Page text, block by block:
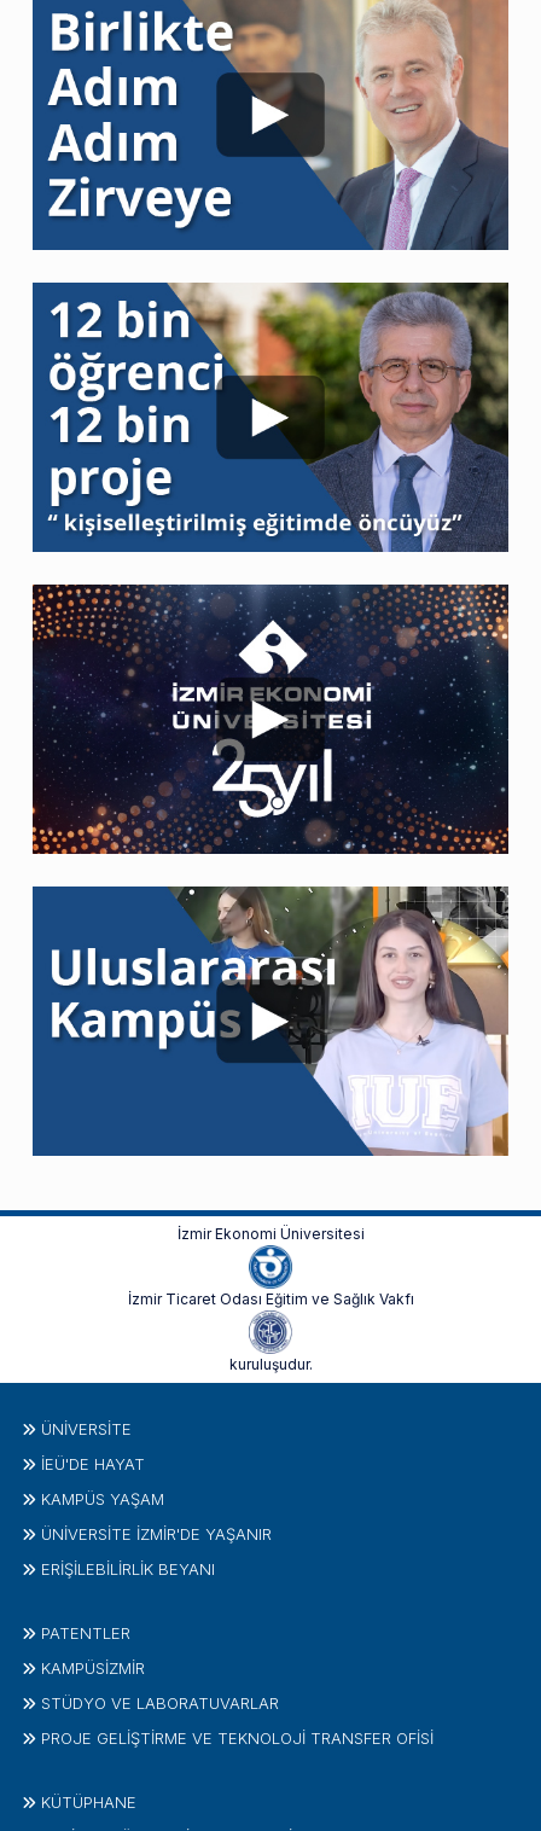
İzmir Ekonomi Üniversitesi
İzmir Ticaret Odası Eğitim ve Sağlık Vakfı
kuruluşudur.
ÜNIVERSITE
İEÜ'DE HAYAT
KAMPÜS YAŞAM
ÜNİVERSİTE İZMİR'DE YAŞANIR
ERİŞİLEBİLİRLİK BEYANI
PATENTLER
KAMPÜSİZMIR
STÜDYO VE LABORATUVARLAR
PROJE GELIŞTIRME VE TEKNOLOJI TRANSFER OFISI
KÜTÜPHANE